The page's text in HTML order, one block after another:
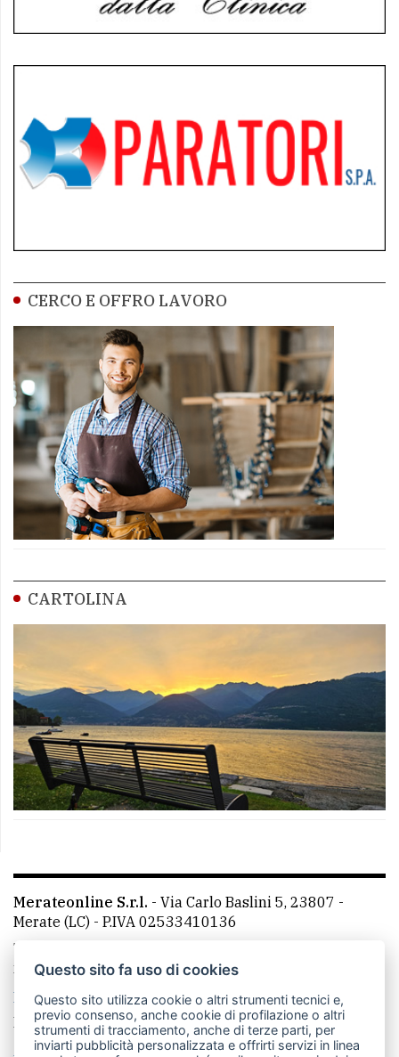
CERCO E OFFRO LAVORO
CARTOLINA
Merateonline S.r.l. - Via Carlo Baslini 5, 23807 -
Merate (LC) - P.IVA 02533410136
Telefono:
mail: redazione@leccoonline.com
La redazione
MerateOnline CasateOnline
RSS
Made by VIP
Questo sito fa uso di cookies
Questo sito utilizza cookie o altri strumenti tecnici e,
previo consenso, anche cookie di profilazione o altri
strumenti di tracciamento, anche di terze parti, per
inviarti pubblicità personalizzata e offrirti servizi in linea